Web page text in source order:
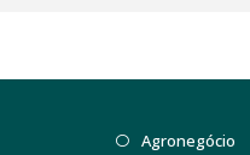
Agronegócio